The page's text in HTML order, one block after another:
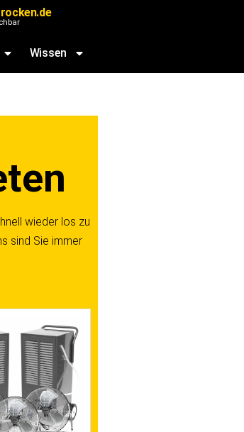
Wissen
wieder los zu
sind Sie immer